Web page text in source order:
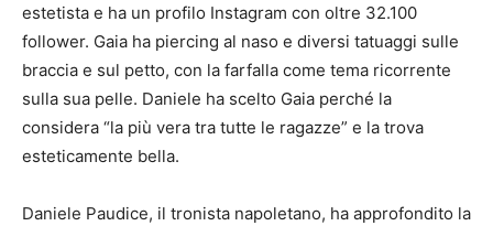
estetista e ha un profilo Instagram con oltre 32.100
follower. Gaia ha piercing al naso e diversi tatuaggi sulle
braccia e sul petto, con la farfalla come tema ricorrente
sulla sua pelle. Daniele ha scelto Gaia perché la
considera “la più vera tra tutte le ragazze” e la trova
esteticamente bella.
Daniele Paudice, il tronista napoletano, ha approfondito la